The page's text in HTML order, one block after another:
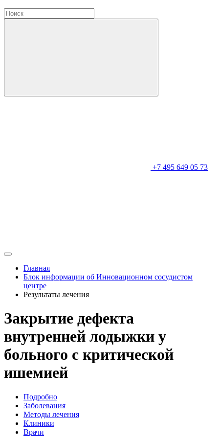
+7 495 649 05 73
Главная
Блок информации об Инновационном сосудистом
центре
Результаты лечения
Закрытие дефекта
внутренней лодыжки у
больного с критической
ишемией
Подробно
Заболевания
Методы лечения
Клиники
Врачи